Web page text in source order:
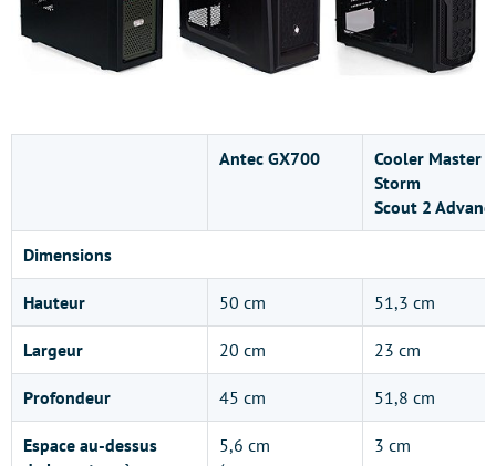
Antec GX700
Cooler Master
Storm
Scout 2
Dimensions
Hauteur 50 cm 51,3 cm
Largeur 20 cm 23 cm
Profondeur 45 cm 51,8 cm
Espace au-dessus
5,6 cm
3 cm